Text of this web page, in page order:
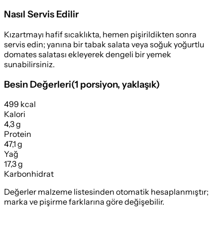
Nasıl Servis Edilir
Kızartmayı hafif sıcaklıkta, hemen pişirildikten sonra
servis edin; yanına bir tabak salata veya soğuk yoğurtlu
domates salatası ekleyerek dengeli bir yemek
sunabilirsiniz.
Besin Değerleri(1 porsiyon, yaklaşık)
499 kcal
Kalori
4,3 g
Protein
47,1 g
Yağ
17,3 g
Karbonhidrat
Değerler malzeme listesinden otomatik hesaplanmıştır;
marka ve pişirme farklarına göre değişebilir.